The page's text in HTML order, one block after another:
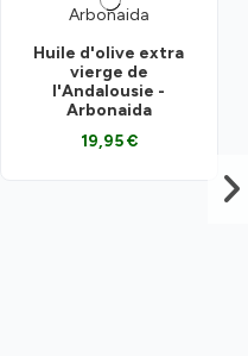
Huile d'olive extra
vierge de
l'Andalousie -
Arbonaida
19,95 €